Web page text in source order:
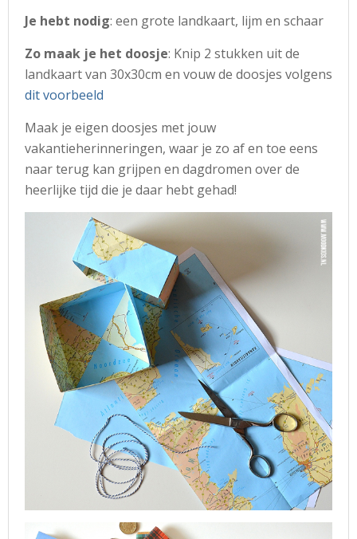
Je hebt nodig: een grote landkaart, lijm en schaar
Zo maak je het doosje: Knip 2 stukken uit de
landkaart van 30x30cm en vouw de doosjes volgens
dit voorbeeld
Maak je eigen doosjes met jouw
vakantieherinneringen, waar je zo af en toe eens
naar terug kan grijpen en dagdromen over de
heerlijke tijd die je daar hebt gehad!